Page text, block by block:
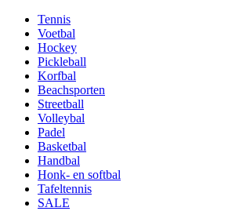
Tennis
Voetbal
Hockey
Pickleball
Korfbal
Beachsporten
Streetball
Volleybal
Padel
Basketbal
Handbal
Honk- en softbal
Tafeltennis
SALE